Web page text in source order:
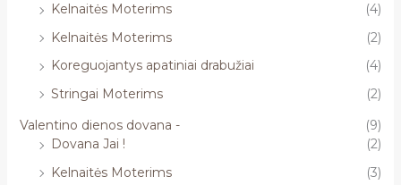
Kelnaitės Moterims
(4)
Kelnaitės Moterims
(2)
Koreguojantys apatiniai drabužiai
(4)
Stringai Moterims
(2)
Valentino dienos dovana -
(9)
Dovana Jai !
(2)
Kelnaitės Moterims
(3)